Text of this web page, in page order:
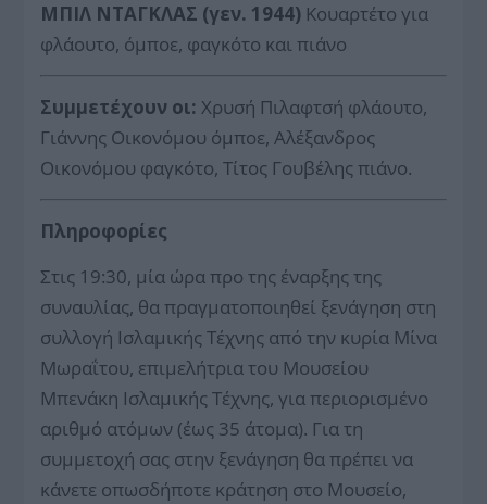
ΜΠΙΛ ΝΤΑΓΚΛΑΣ (γεν. 1944) Κουαρτέτο για
φλάουτο, όμποε, φαγκότο και πιάνο
Συμμετέχουν οι: Χρυσή Πιλαφτσή φλάουτο,
Γιάννης Οικονόμου όμποε, Αλέξανδρος
Οικονόμου φαγκότο, Τίτος Γουβέλης πιάνo.
Πληροφορίες
Στις 19:30, μία ώρα προ της έναρξης της
συναυλίας, θα πραγματοποιηθεί ξενάγηση στη
συλλογή Ισλαμικής Τέχνης από την κυρία Μίνα
Μωραΐτου, επιμελήτρια του Μουσείου
Μπενάκη Ισλαμικής Τέχνης, για περιορισμένο
αριθμό ατόμων (έως 35 άτομα). Για τη
συμμετοχή σας στην ξενάγηση θα πρέπει να
κάνετε οπωσδήποτε κράτηση στο Μουσείο,